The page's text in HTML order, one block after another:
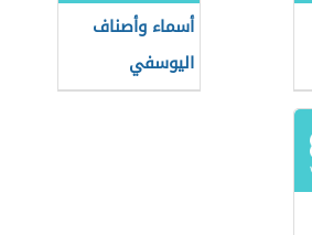
أسماء وأصناف
اليوسفي